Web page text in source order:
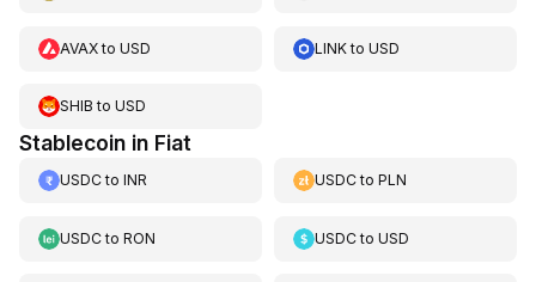
AVAXto USD LINKtoUSD
SHIB to USD
Stablecoin in Fiat
USDCto INR USDCtoPLN
USDCto RON USDCtoUSD